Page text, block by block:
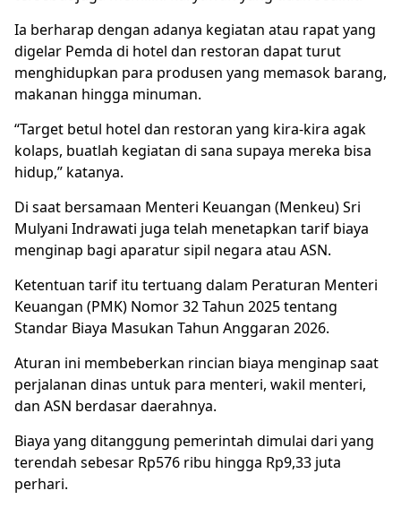
Ia berharap dengan adanya kegiatan atau rapat yang
digelar Pemda di hotel dan restoran dapat turut
menghidupkan para produsen yang memasok barang,
makanan hingga minuman.
“Target betul hotel dan restoran yang kira-kira agak
kolaps, buatlah kegiatan di sana supaya mereka bisa
hidup,” katanya.
Di saat bersamaan Menteri Keuangan (Menkeu) Sri
Mulyani Indrawati juga telah menetapkan tarif biaya
menginap bagi aparatur sipil negara atau ASN.
Ketentuan tarif itu tertuang dalam Peraturan Menteri
Keuangan (PMK) Nomor 32 Tahun 2025 tentang
Standar Biaya Masukan Tahun Anggaran 2026.
Aturan ini membeberkan rincian biaya menginap saat
perjalanan dinas untuk para menteri, wakil menteri,
dan ASN berdasar daerahnya.
Biaya yang ditanggung pemerintah dimulai dari yang
terendah sebesar Rp576 ribu hingga Rp9,33 juta
perhari.